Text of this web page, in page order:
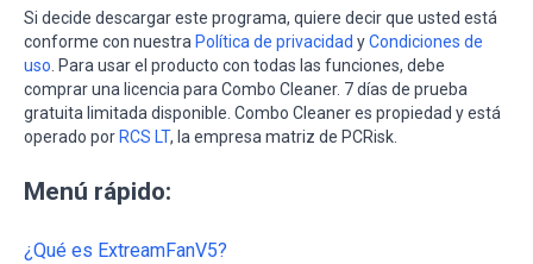
Si decide descargar este programa, quiere decir que usted está
conforme con nuestra Política de privacidad yCondiciones de
uso . Para usar el producto con todas las funciones, debe
comprar una licencia para Combo Cleaner. 7 días de prueba
gratuita limitada disponible. Combo Cleaner es propiedad y está
operado por RCS LT, la empresa matriz de PCRisk.
Menú rápido:
¿Qué es ExtreamFanV5?